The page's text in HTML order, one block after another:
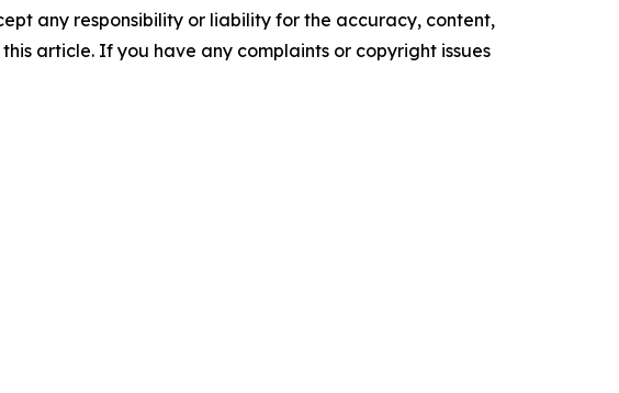
any responsibility or liability for the accuracy, content,
article. If you have any complaints or copyright issues